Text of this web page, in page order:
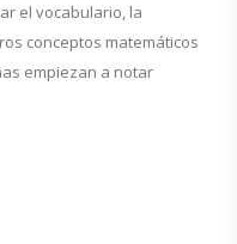
el vocabulario, la
conceptos matemáticos
empiezan a notar